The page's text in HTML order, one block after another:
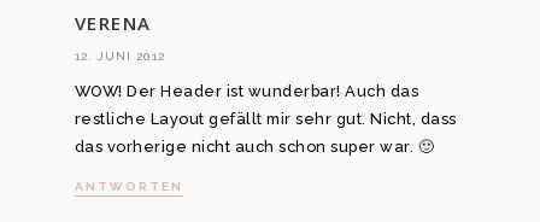
VERENA
12. JUNI 2012
WOW! Der Header ist wunderbar! Auch das
restliche Layout gefällt mir sehr gut. Nicht, dass
das vorherige nicht auch schon super war. 🙂
ANTWORTEN